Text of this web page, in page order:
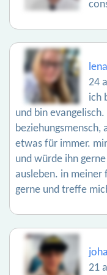
lena
24
ich
und bin
beziehungsmensch,
etwas für immer.
und würde ihn
ausleben. in meiner
gerne und treffe
21